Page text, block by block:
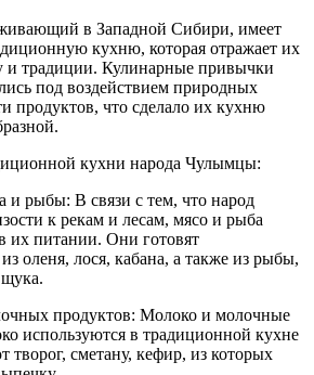
в Западной Сибири, имеет
кухню, которая отражает их
и традиции. Кулинарные привычки
под воздействием природных
продуктов, что сделало их кухню
кухни народа Чулымцы:
и рыбы: В связи с тем, что народ
к рекам и лесам, мясо и рыба
их питании. Они готовят
оленя, лося, кабана, а также из рыбы,
щука.
продуктов: Молоко и молочные
используются в традиционной кухне
сметану, кефир, из которых